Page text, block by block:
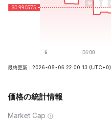
最終更新：2026-08-06 22:00:13 (UTC+0)
価格の統計情報
Market Cap